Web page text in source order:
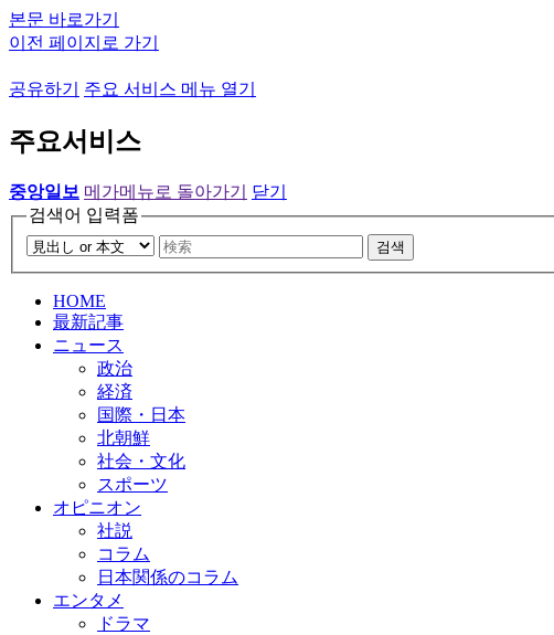
본문 바로가기
이전 페이지로 가기
공유하기 주요 서비스 메뉴 열기
주요서비스
중앙일보 메가메뉴로 돌아가기
닫기
검색어 입력폼
검색
HOME
最新記事
ニュース
政治
経済
国際・日本
北朝鮮
社会・文化
スポーツ
オピニオン
社説
コラム
日本関係のコラム
エンタメ
ドラマ